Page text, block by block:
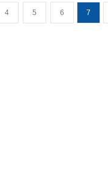
4 5 6 7